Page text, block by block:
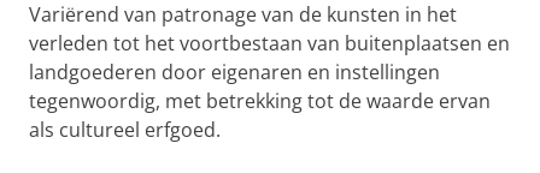
Variërend van patronage van de kunsten in het
verleden tot het voortbestaan van buitenplaatsen en
landgoederen door eigenaren en instellingen
tegenwoordig, met betrekking tot de waarde ervan
als cultureel erfgoed.